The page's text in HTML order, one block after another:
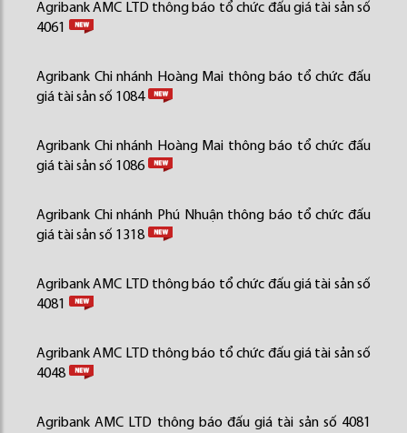
Agribank AMC LTD thông báo tổ chức đấu giá tài sản số
4061
Agribank Chi nhánh Hoàng Mai thông báo tổ chức đấu
giá tài sản số 1084
Agribank Chi nhánh Hoàng Mai thông báo tổ chức đấu
giá tài sản số 1086
Agribank Chi nhánh Phú Nhuận thông báo tổ chức đấu
giá tài sản số 1318
Agribank AMC LTD thông báo tổ chức đấu giá tài sản số
4081
Agribank AMC LTD thông báo tổ chức đấu giá tài sản số
4048
Agribank AMC LTD thông báo đấu giá tài sản số 4081